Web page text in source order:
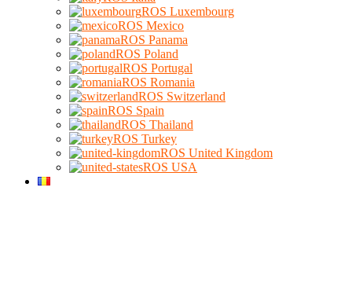
ROS Luxembourg
ROS Mexico
ROS Panama
ROS Poland
ROS Portugal
ROS Romania
ROS Switzerland
ROS Spain
ROS Thailand
ROS Turkey
ROS United Kingdom
ROS USA